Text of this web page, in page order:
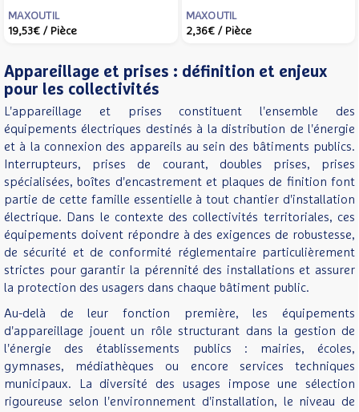
directe de moteur -
LEGRAND - CM0045
MAXOUTIL
19,53€ / Pièce
automatiques - LEGRAND -
CM0110
MAXOUTIL
2,36€ / Pièce
Appareillage et prises : définition et enjeux
pour les collectivités
L'appareillage et prises constituent l'ensemble des
équipements électriques destinés à la distribution de l'énergie
et à la connexion des appareils au sein des bâtiments publics.
Interrupteurs, prises de courant, doubles prises, prises
spécialisées, boîtes d'encastrement et plaques de finition font
partie de cette famille essentielle à tout chantier d'installation
électrique. Dans le contexte des collectivités territoriales, ces
équipements doivent répondre à des exigences de robustesse,
de sécurité et de conformité réglementaire particulièrement
strictes pour garantir la pérennité des installations et assurer
la protection des usagers dans chaque bâtiment public.
Au-delà de leur fonction première, les équipements
d'appareillage jouent un rôle structurant dans la gestion de
l'énergie des établissements publics : mairies, écoles,
gymnases, médiathèques ou encore services techniques
municipaux. La diversité des usages impose une sélection
rigoureuse selon l'environnement d'installation, le niveau de